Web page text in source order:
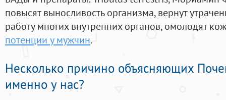
повысят выносливость организма, вернут
работу многих внутренних органов, омолодят
потенции у мужчин.
Несколько причино объясняющих
именно у нас?